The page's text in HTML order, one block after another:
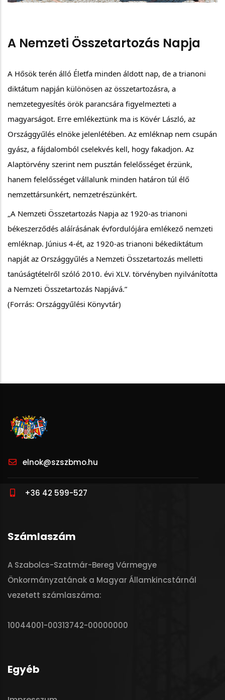
A Nemzeti Összetartozás Napja
A Hősök terén álló Életfa minden áldott nap, de a trianoni
diktátum napján különösen az összetartozásra, a
nemzetegyesítés örök parancsára figyelmezteti a
magyarságot. Erre emlékeztünk ma is Kövér László, az
Országgyűlés elnöke jelenlétében. Az emléknap nem csupán
gyász, a fájdalomból cselekvés kell, hogy fakadjon. Az
Alaptörvény szerint nem pusztán felelősséget érzünk,
hanem felelősséget vállalunk minden határon túl élő
nemzettársunkért, nemzetrészünkért.
„A Nemzeti Összetartozás Napja az 1920-as trianoni
békeszerződés aláírásának évfordulójára emlékező nemzeti
emléknap. Június 4-ét, az 1920-as trianoni békediktátum
napját az Országgyűlés a Nemzeti Összetartozás melletti
tanúságtételről szóló 2010. évi XLV. törvényben nyilvánította
a Nemzeti Összetartozás Napjává.”
(Forrás: Országgyűlési Könyvtár)
elnok@szszbmo.hu
+36 42 599-527
Számlaszám
A Szabolcs-Szatmár-Bereg Vármegye
Önkormányzatának a Magyar Államkincstárnál
vezetett számlaszáma:
10044001-00313742-00000000
Egyéb